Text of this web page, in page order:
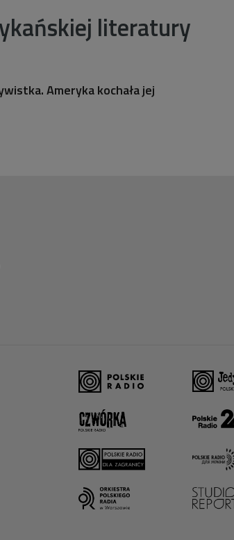
literatury
Ameryka kochała jej